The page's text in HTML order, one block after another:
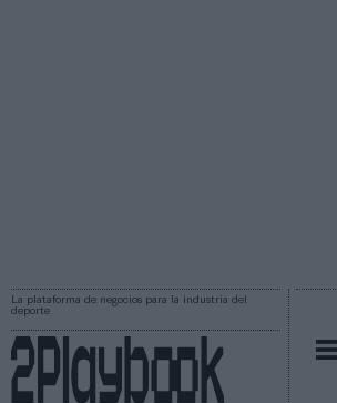
La plataforma de negocios para la industria del
deporte